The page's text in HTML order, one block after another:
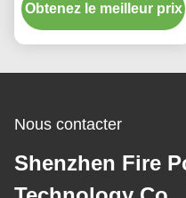
environnementale
Obtenez le meilleur prix
Nous contacter
Shenzhen Fire